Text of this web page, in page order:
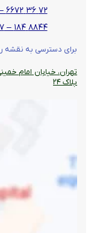
۷۲ ۳۶ ۶۶۷۲ – ۰۲۱
۸۸۴۴ ۱۸۴ – ۰۹۳۷
برای دسترسی به نقشه
تهران، خیابان امام
پلاک ۲۴